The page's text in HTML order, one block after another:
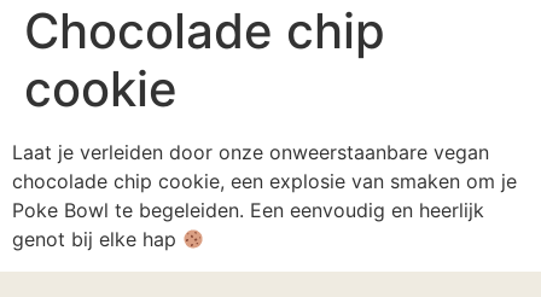
Chocolade chip
cookie
Laat je verleiden door onze onweerstaanbare vegan
chocolade chip cookie, een explosie van smaken om je
Poke Bowl te begeleiden. Een eenvoudig en heerlijk
genot bij elke hap